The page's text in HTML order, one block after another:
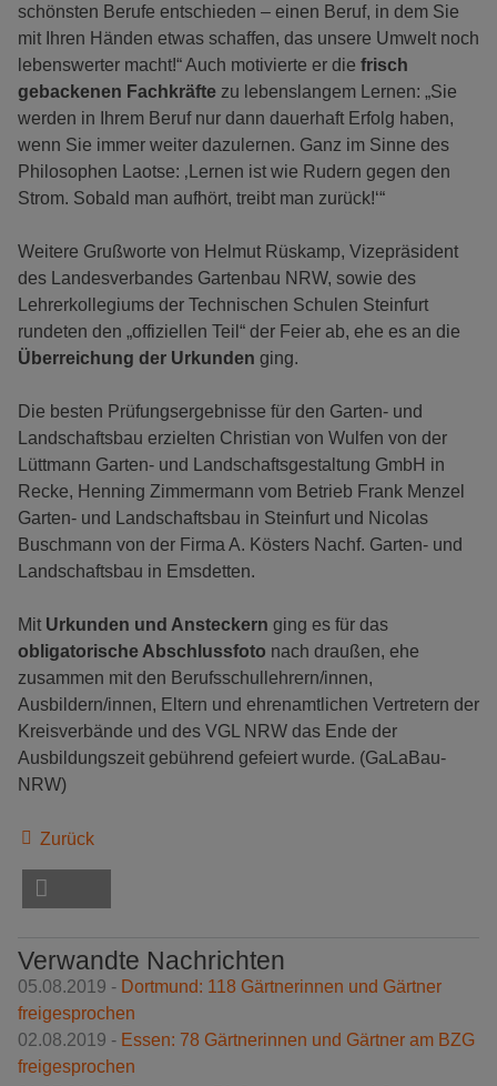
schönsten Berufe entschieden – einen Beruf, in dem Sie
mit Ihren Händen etwas schaffen, das unsere Umwelt noch
lebenswerter macht!“ Auch motivierte er die frisch
gebackenen Fachkräfte zu lebenslangem Lernen: „Sie
werden in Ihrem Beruf nur dann dauerhaft Erfolg haben,
wenn Sie immer weiter dazulernen. Ganz im Sinne des
Philosophen Laotse: ‚Lernen ist wie Rudern gegen den
Strom. Sobald man aufhört, treibt man zurück!‘“
Weitere Grußworte von Helmut Rüskamp, Vizepräsident
des Landesverbandes Gartenbau NRW, sowie des
Lehrerkollegiums der Technischen Schulen Steinfurt
rundeten den „offiziellen Teil“ der Feier ab, ehe es an die
Überreichung der Urkunden ging.
Die besten Prüfungsergebnisse für den Garten- und
Landschaftsbau erzielten Christian von Wulfen von der
Lüttmann Garten- und Landschaftsgestaltung GmbH in
Recke, Henning Zimmermann vom Betrieb Frank Menzel
Garten- und Landschaftsbau in Steinfurt und Nicolas
Buschmann von der Firma A. Kösters Nachf. Garten- und
Landschaftsbau in Emsdetten.
Mit Urkunden und Ansteckern ging es für das
obligatorische Abschlussfoto nach draußen, ehe
zusammen mit den Berufsschullehrern/innen,
Ausbildern/innen, Eltern und ehrenamtlichen Vertretern der
Kreisverbände und des VGL NRW das Ende der
Ausbildungszeit gebührend gefeiert wurde. (GaLaBau-
NRW)
Zurück
Verwandte Nachrichten
05.08.2019 - Dortmund: 118 Gärtnerinnen und Gärtner
freigesprochen
02.08.2019 - Essen: 78 Gärtnerinnen und Gärtner am BZG
freigesprochen